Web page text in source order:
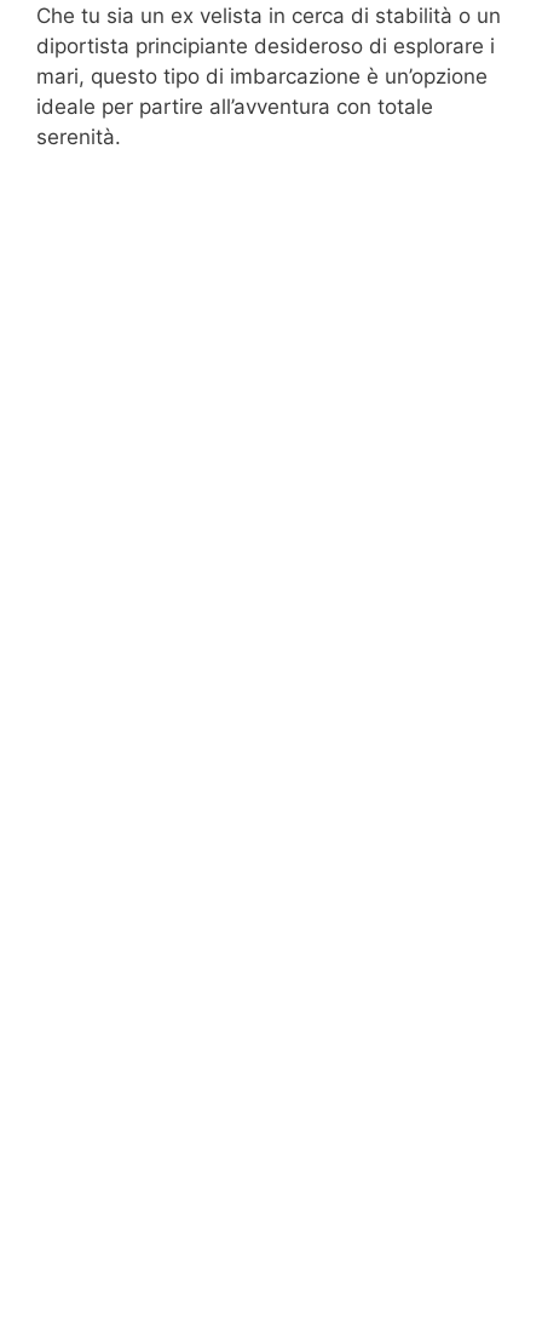
Che tu sia un ex velista in cerca di stabilità o un
diportista principiante desideroso di esplorare i
mari, questo tipo di imbarcazione è un’opzione
ideale per partire all’avventura con totale
serenità.